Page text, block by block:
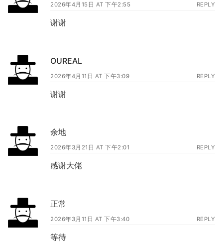
2026年4月15日 AT 下午2:55 REPLY
谢谢
OUREAL
2026年4月11日 AT 下午3:09 REPLY
谢谢
余地
2026年3月21日 AT 下午2:01 REPLY
感谢大佬
正常
2026年3月11日 AT 下午3:40 REPLY
等待